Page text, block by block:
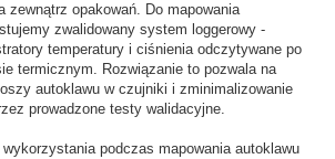
zewnątrz opakowań. Do mapowania
zwalidowany system loggerowy -
temperatury i ciśnienia odczytywane po
termicznym. Rozwiązanie to pozwala na
autoklawu w czujniki i zminimalizowanie
prowadzone testy walidacyjne.
podczas mapowania autoklawu